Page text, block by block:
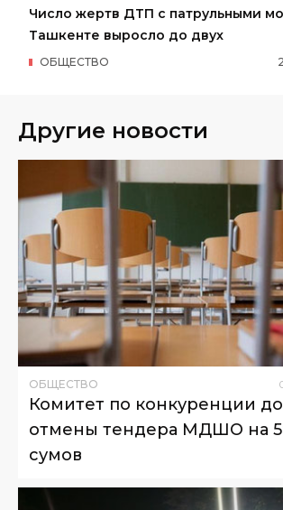
Число жертв ДТП с патрульными
Ташкенте выросло до двух
ОБЩЕСТВО
Другие новости
ОБЩЕСТВО
Комитет по конкуренции
отмены тендера МДШО на
сумов